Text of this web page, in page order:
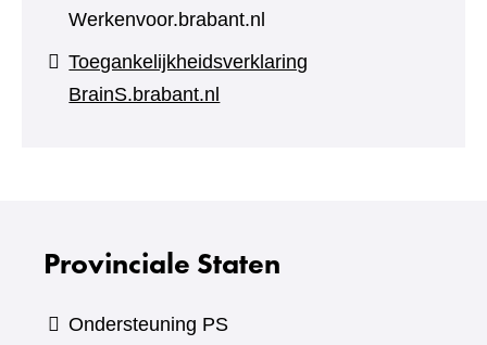
Werkenvoor.brabant.nl
Toegankelijkheidsverklaring
BrainS.brabant.nl
Provinciale Staten
Ondersteuning PS